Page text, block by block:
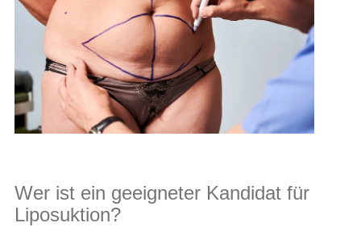
Wer ist ein geeigneter Kandidat für
Liposuktion?